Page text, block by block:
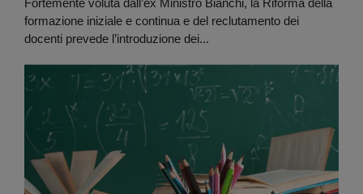
Fortemente voluta dall’ex Ministro Bianchi, la Riforma della
formazione iniziale e continua e del reclutamento dei
docenti prevede l’introduzione dei...